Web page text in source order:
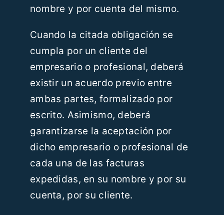
nombre y por cuenta del mismo.
Cuando la citada obligación se
cumpla por un cliente del
empresario o profesional, deberá
existir un acuerdo previo entre
ambas partes, formalizado por
escrito. Asimismo, deberá
garantizarse la aceptación por
dicho empresario o profesional de
cada una de las facturas
expedidas, en su nombre y por su
cuenta, por su cliente.